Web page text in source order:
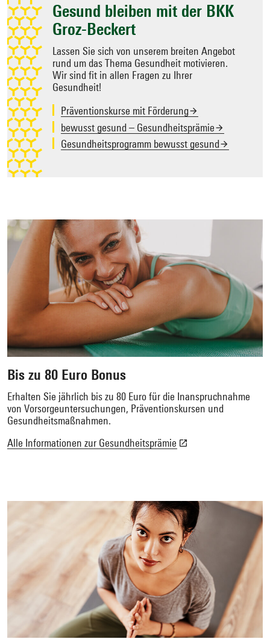
Gesund bleiben mit der BKK
Groz-Beckert
Lassen Sie sich von unserem breiten Angebot
rund um das Thema Gesundheit motivieren.
Wir sind fit in allen Fragen zu Ihrer
Gesundheit!
Präventionskurse mit Förderung
bewusst gesund – Gesundheitsprämie
Gesundheitsprogramm bewusst gesund
Bis zu 80 Euro Bonus
Erhalten Sie jährlich bis zu 80 Euro für die Inanspruchnahme
von Vorsorgeuntersuchungen, Präventionskursen und
Gesundheitsmaßnahmen.
Alle Informationen zur Gesundheitsprämie